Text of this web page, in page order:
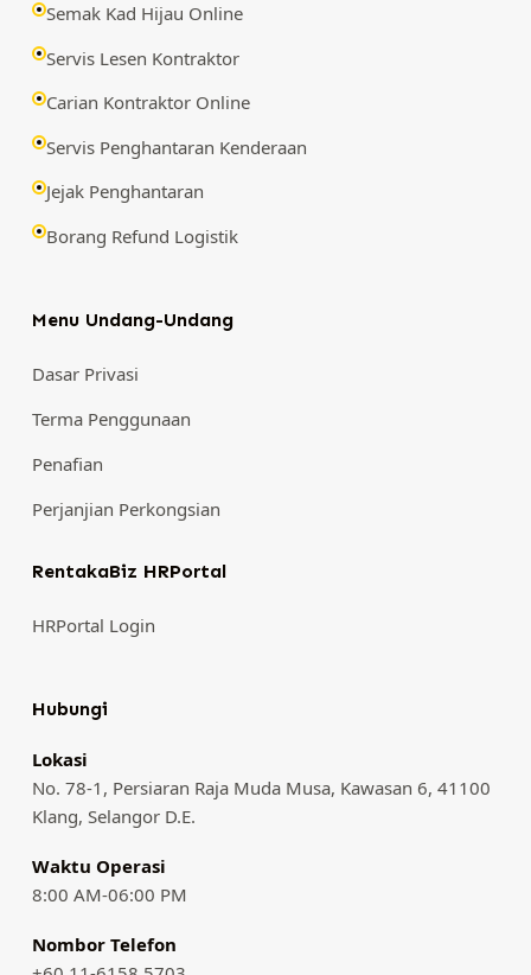
Semak Kad Hijau Online
Servis Lesen Kontraktor
Carian Kontraktor Online
Servis Penghantaran Kenderaan
Jejak Penghantaran
Borang Refund Logistik
Menu Undang-Undang
Dasar Privasi
Terma Penggunaan
Penafian
Perjanjian Perkongsian
RentakaBiz HRPortal
HRPortal Login
Hubungi
Lokasi
No. 78-1, Persiaran Raja Muda Musa, Kawasan 6, 41100
Klang, Selangor D.E.
Waktu Operasi
8:00 AM-06:00 PM
Nombor Telefon